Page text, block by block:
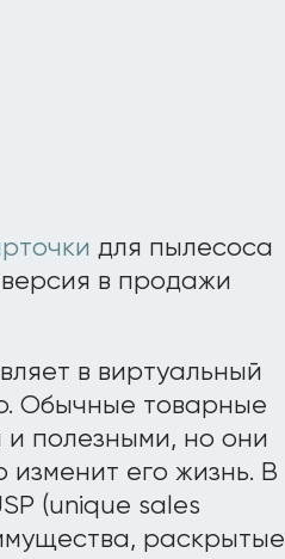
для пылесоса
в продажи
в виртуальный
Обычные товарные
полезными, но они
изменит его жизнь. В
(unique sales
раскрытые